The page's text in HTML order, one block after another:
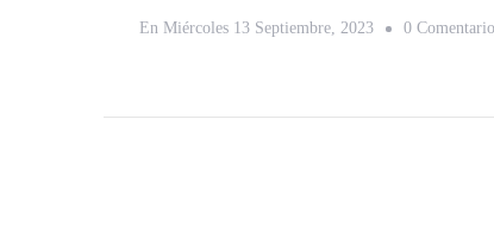
En Miércoles 13 Septiembre, 2023 0